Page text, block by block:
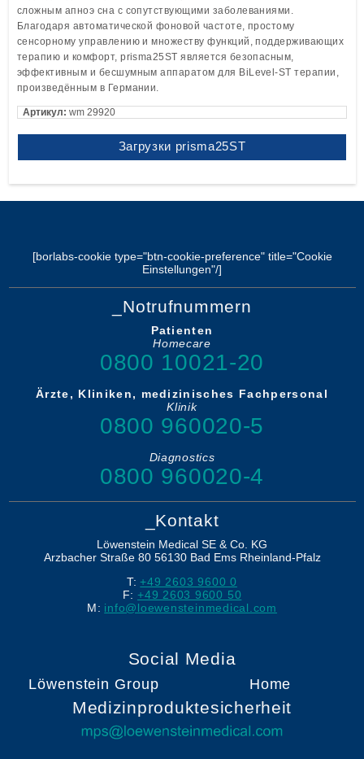
сложным апноэ сна с сопутствующими заболеваниями.
Благодаря автоматической фоновой частоте, простому
сенсорному управлению и множеству функций, поддерживающих
терапию и комфорт, prisma25ST является безопасным,
эффективным и бесшумным аппаратом для BiLevel-ST терапии,
произведённым в Германии.
Артикул: wm 29920
Загрузки prisma25ST
[borlabs-cookie type="btn-cookie-preference" title="Cookie
Einstellungen"/]
_Notrufnummern
Patienten
Homecare
0800 10021-20
Ärzte, Kliniken, medizinisches Fachpersonal
Klinik
0800 960020-5
Diagnostics
0800 960020-4
_Kontakt
Löwenstein Medical SE & Co. KG
Arzbacher Straße 80 56130 Bad Ems Rheinland-Pfalz
T: +49 2603 9600 0
F: +49 2603 9600 50
M: info@loewensteinmedical.com
Social Media
Löwenstein Group Home
Medizinproduktesicherheit